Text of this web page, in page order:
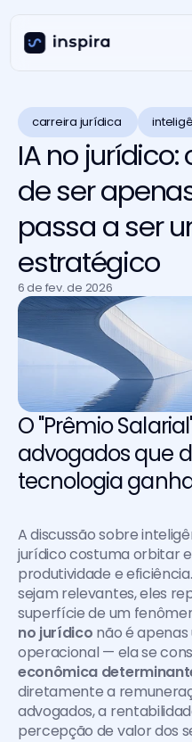
carreira jurídica
IA no
de ser
passa a ser
estratégico
6 de fev. de 2026
O "Prêmio
advogados que
tecnologia
A discussão sobre
jurídico costuma orbitar
produtividade e
sejam relevantes, eles
superfície de um
no jurídico não é
operacional — ela se
econômica
diretamente a
advogados, a
percepção de valor dos